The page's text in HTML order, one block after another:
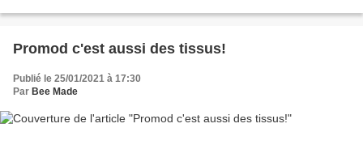
Promod c'est aussi des tissus!
Publié le 25/01/2021 à 17:30
Par Bee Made